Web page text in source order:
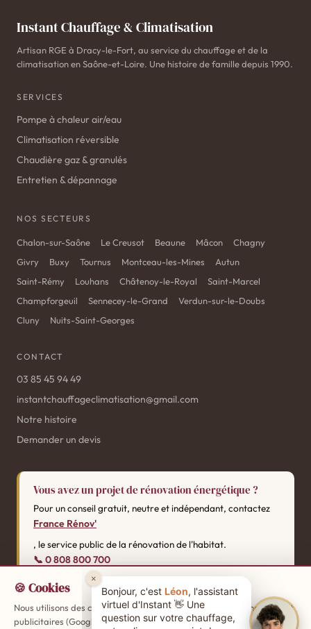
Instant Chauffage & Climatisation
Artisan RGE à Dracy-le-Fort, au service du chauffage et de la
climatisation en Saône-et-Loire. Une histoire de famille depuis 1990.
SERVICES
Pompe à chaleur air/eau
Climatisation réversible
Chaudière gaz & granulés
Entretien & dépannage
NOS SECTEURS
Chalon-sur-Saône Le Creusot Beaune Mâcon
Chagny
Givry
Buxy Tournus Montceau-les-Mines
Autun
Saint-Rémy
Louhans Châtenoy-le-Royal
Saint-Marcel
Champforgeuil
Sennecey-le-Grand
Verdun-sur-le-Doubs
Cluny
Nuits-Saint-Georges
CONTACT
03 85 45 94 49
instantchauffageclimatisation@gmail.com
Notre histoire
Demander un devis
Vous avez un projet de rénovation énergétique ?
Pour un conseil gratuit, neutre et indépendant, contactez
France Rénov'
, le service public de la rénovation de l'habitat.
📞 0 808 800 700
SARL Instant By Pinto — SIREN 880747209 RCS Chalon-sur-Saône ·
Mentions
🍪 Cookies
Nous utilisons des cookies de mesure d'audience (Google Analytics) et
publicitaires (Google Ads, Meta) pour améliorer votre expérience.